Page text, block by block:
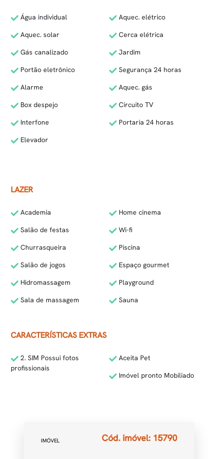
Água individual
Aquec. elétrico
Aquec. solar
Cerca elétrica
Gás canalizado
Jardim
Portão eletrônico
Segurança 24 horas
Alarme
Aquec. gás
Box despejo
Circuito TV
Interfone
Portaria 24 horas
Elevador
LAZER
Academia
Home cinema
Salão de festas
Wi-fi
Churrasqueira
Piscina
Salão de jogos
Espaço gourmet
Hidromassagem
Playground
Sala de massagem
Sauna
CARACTERÍSTICAS EXTRAS
2. SIM Possui fotos
profissionais
Aceita Pet
Imóvel pronto Mobiliado
IMÓVEL Cód. imóvel: 15790